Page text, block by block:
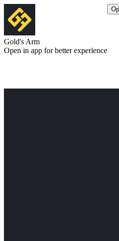
Gold's Arm
Open in app for better experience